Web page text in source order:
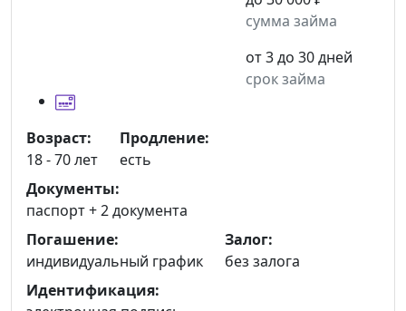
сумма займа
от 3 до 30 дней
срок займа
Возраст:
18 - 70 лет
Продление:
есть
Документы:
паспорт +2 документа
Погашение:
индивидуальный график
Залог:
без залога
Идентификация: